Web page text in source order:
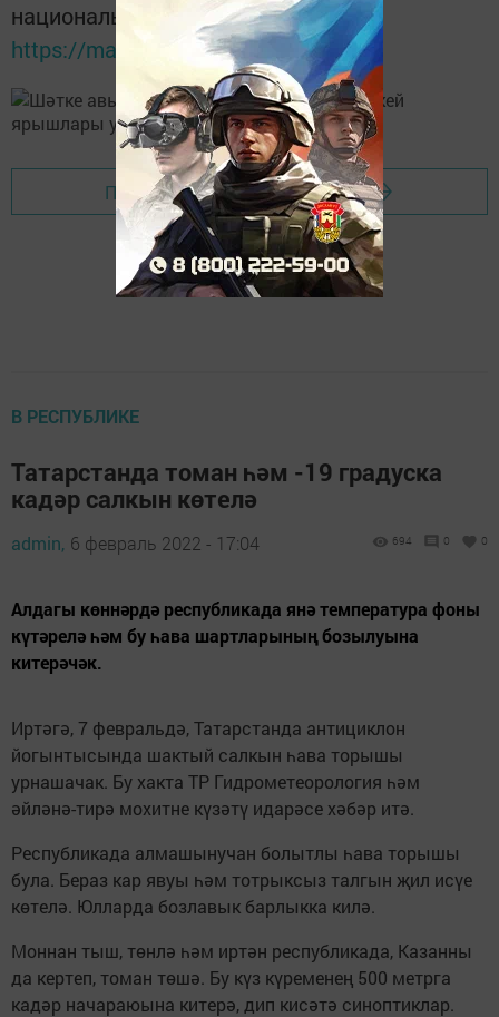
национальном мессенджере MАХ:
https://max.ru/tatmedia
Перейти на страницу новости
В РЕСПУБЛИКЕ
Татарстанда томан һәм -19 градуска
кадәр салкын көтелә
admin, 6 февраль 2022 - 17:04 694 0 0
Алдагы көннәрдә республикада янә температура фоны
күтәрелә һәм бу һава шартларының бозылуына
китерәчәк.
Иртәгә, 7 февральдә, Татарстанда антициклон
йогынтысында шактый салкын һава торышы
урнашачак. Бу хакта ТР Гидрометеорология һәм
әйләнә-тирә мохитне күзәтү идарәсе хәбәр итә.
Республикада алмашынучан болытлы һава торышы
була. Бераз кар явуы һәм тотрыксыз талгын җил исүе
көтелә. Юлларда бозлавык барлыкка килә.
Моннан тыш, төнлә һәм иртән республикада, Казанны
да кертеп, томан төшә. Бу күз күременең 500 метрга
кадәр начараюына китерә, дип кисәтә синоптиклар.